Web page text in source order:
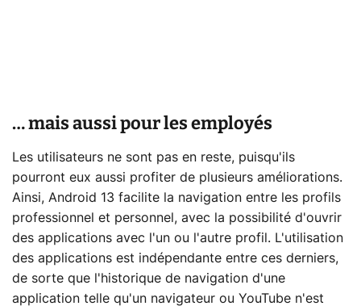
… mais aussi pour les employés
Les utilisateurs ne sont pas en reste, puisqu'ils
pourront eux aussi profiter de plusieurs améliorations.
Ainsi, Android 13 facilite la navigation entre les profils
professionnel et personnel, avec la possibilité d'ouvrir
des applications avec l'un ou l'autre profil. L'utilisation
des applications est indépendante entre ces derniers,
de sorte que l'historique de navigation d'une
application telle qu'un navigateur ou YouTube n'est